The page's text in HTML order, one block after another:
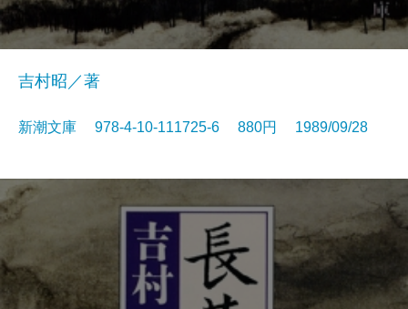
吉村昭／著
新潮文庫 978-4-10-111725-6 880円 1989/09/28